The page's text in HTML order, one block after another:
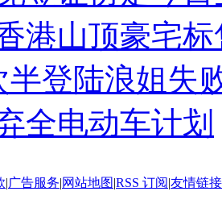
港山顶豪宅
半登陆浪姐失
全电动车计划
|广告服务|网站地图|RSS 订阅|友情链接